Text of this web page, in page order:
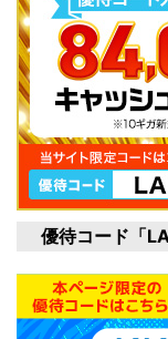
優待コード「